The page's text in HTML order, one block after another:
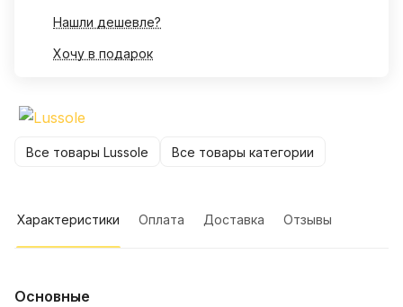
Нашли дешевле?
Хочу в подарок
Все товары Lussole Все товары категории
Характеристики Оплата Доставка Отзывы
Основные